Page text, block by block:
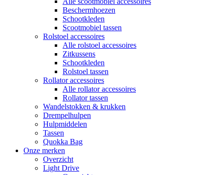
Beschermhoezen
Schootkleden
Scootmobiel tassen
Rolstoel accessoires
Alle rolstoel accessoires
Zitkussens
Schootkleden
Rolstoel tassen
Rollator accessoires
Alle rollator accessoires
Rollator tassen
Wandelstokken & krukken
Drempelhulpen
Hulpmiddelen
Tassen
Quokka Bag
Onze merken
Overzicht
Light Drive